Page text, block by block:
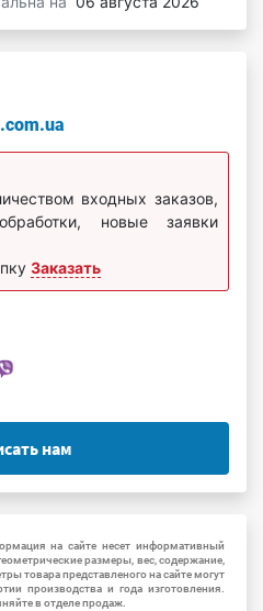
входных заказов,
новые заявки
Заказать
нам
на сайте несет информативный
размеры, вес, содержание,
товара представленого на сайте могут
производства и года изготовления.
в отделе продаж.